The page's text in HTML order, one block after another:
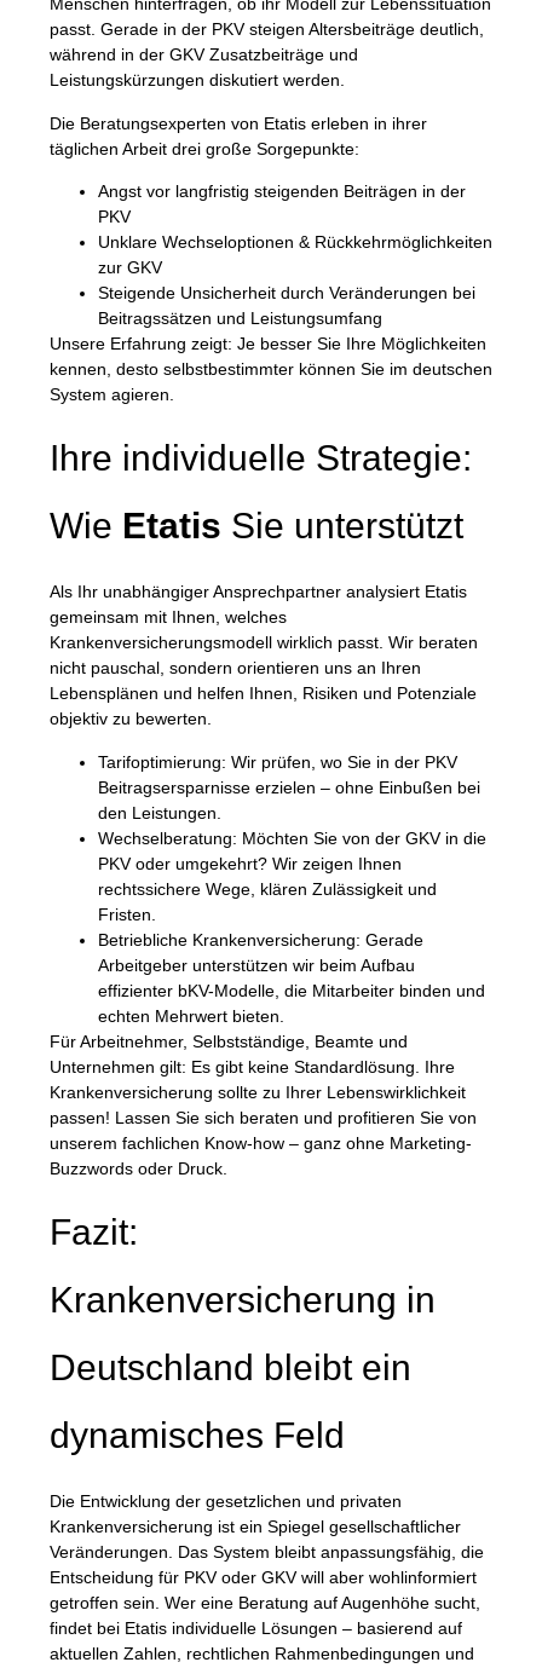
passt. Gerade in der PKV steigen Altersbeiträge deutlich,
während in der GKV Zusatzbeiträge und
Leistungskürzungen diskutiert werden.
Die Beratungsexperten von Etatiserleben in ihrer
täglichen Arbeit drei große Sorgepunkte:
Angst vor langfristig steigenden Beiträgen in der
PKV
Unklare Wechseloptionen & Rückkehrmöglichkeiten
zur GKV
Steigende Unsicherheit durch Veränderungen bei
Beitragssätzen und Leistungsumfang
Unsere Erfahrung zeigt: Je besser Sie Ihre Möglichkeiten
kennen, desto selbstbestimmter können Sie im deutschen
System agieren.
Ihre individuelle Strategie:
Wie Etatis Sie unterstützt
Als Ihr unabhängiger Ansprechpartner analysiert Etatis
gemeinsam mit Ihnen, welches
Krankenversicherungsmodell wirklich passt. Wir beraten
nicht pauschal, sondern orientieren uns an Ihren
Lebensplänen und helfen Ihnen, Risiken und Potenziale
objektiv zu bewerten.
Tarifoptimierung: Wir prüfen, wo Sie in der PKV
Beitragsersparnisse erzielen – ohne Einbußen bei
den Leistungen.
Wechselberatung: Möchten Sie von der GKV in die
PKV oder umgekehrt? Wir zeigen Ihnen
rechtssichere Wege, klären Zulässigkeit und
Fristen.
Betriebliche Krankenversicherung: Gerade
Arbeitgeber unterstützen wir beim Aufbau
effizienter bKV-Modelle, die Mitarbeiter binden und
echten Mehrwert bieten.
Für Arbeitnehmer, Selbstständige, Beamte und
Unternehmen gilt: Es gibt keine Standardlösung . Ihre
Krankenversicherung sollte zu Ihrer Lebenswirklichkeit
passen! Lassen Sie sich beraten und profitieren Sie von
unserem fachlichen Know-how – ganz ohne Marketing-
Buzzwords oder Druck.
Fazit:
Krankenversicherung in
Deutschland bleibt ein
dynamisches Feld
Die Entwicklung der gesetzlichen und privaten
Krankenversicherung ist ein Spiegel gesellschaftlicher
Veränderungen. Das System bleibt anpassungsfähig, die
Entscheidung für PKV oder GKV will aber wohlinformiert
getroffen sein. Wer eine Beratung auf Augenhöhe sucht,
findet bei Etatisindividuelle Lösungen – basierend auf
aktuellen Zahlen, rechtlichen Rahmenbedingungen und